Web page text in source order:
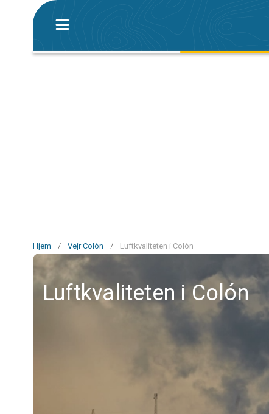
Hjem / Vejr Colón / Luftkvaliteten i Colón
Luftkvaliteten i Colón